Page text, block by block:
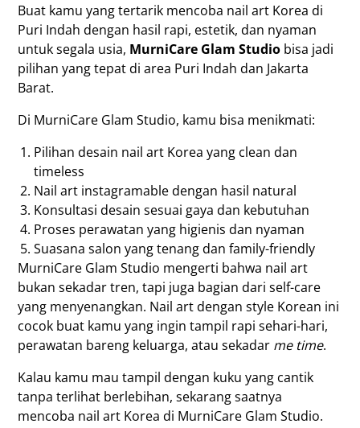
Buat kamu yang tertarik mencoba nail art Korea di
Puri Indah dengan hasil rapi, estetik, dan nyaman
untuk segala usia, MurniCare Glam Studio bisa jadi
pilihan yang tepat di area Puri Indah dan Jakarta
Barat.
Di MurniCare Glam Studio, kamu bisa menikmati:
Pilihan desain nail art Korea yang clean dan
timeless
Nail art instagramable dengan hasil natural
Konsultasi desain sesuai gaya dan kebutuhan
Proses perawatan yang higienis dan nyaman
Suasana salon yang tenang dan family-friendly
MurniCare Glam Studio mengerti bahwa nail art
bukan sekadar tren, tapi juga bagian dari self-care
yang menyenangkan. Nail art dengan style Korean ini
cocok buat kamu yang ingin tampil rapi sehari-hari,
perawatan bareng keluarga, atau sekadar me time.
Kalau kamu mau tampil dengan kuku yang cantik
tanpa terlihat berlebihan, sekarang saatnya
mencoba nail art Korea di MurniCare Glam Studio.